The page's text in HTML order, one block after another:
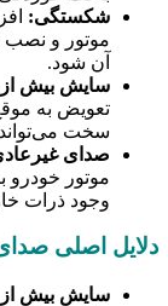
شکستگی:
موتور و
آن شود.
سایش بیش
تعویض به
سخت
صدای
موتور خودرو
وجود ذرات
دلایل اصلی
سایش بیش